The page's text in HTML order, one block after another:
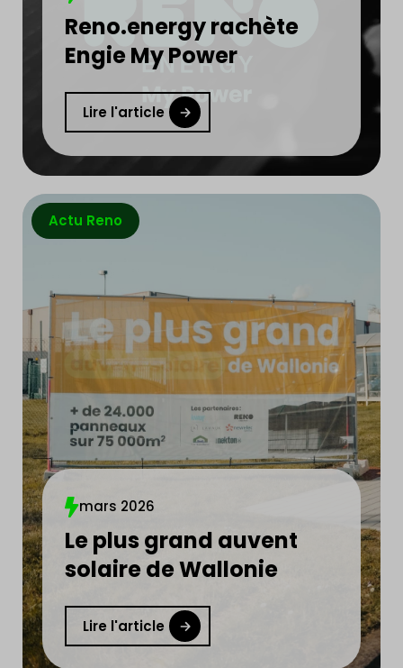
Reno.energy rachète
Engie My Power
Lire l'article
Actu Reno
mars 2026
Le plus grand auvent
solaire de Wallonie
Lire l'article